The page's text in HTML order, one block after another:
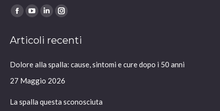
Ci puoi trovare su:
Facebook
opens
new
window
YouTube
opens
new
window
Linkedin
opens
new
window
Instagram
opens
new
window
Articoli recenti
Dolore alla spalla: cause, sintomi e cure dopo i 50 anni
27 Maggio 2026
La spalla questa sconosciuta